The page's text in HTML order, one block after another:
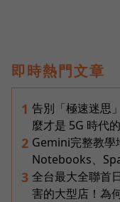
即時熱門文章
1 告別「極速迷思
麼才是 5G 時代
2 Gemini完整教學
Notebooks、
3 全台最大全聯首
害的大型店！為